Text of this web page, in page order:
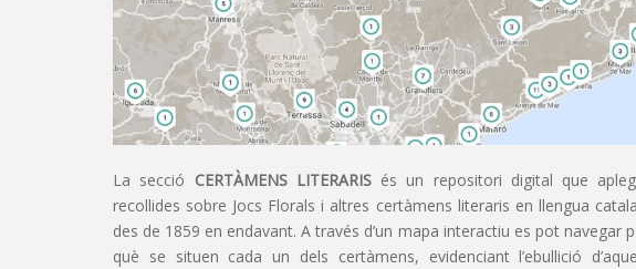
La secció CERTÀMENS LITERARISés un repositori digital que
recollides sobre Jocs Florals i altres certàmens literaris en llengua
des de 1859 en endavant. A través d’un mapa interactiu es pot navegar
què se situen cada un dels certàmens, evidenciant l’ebullició